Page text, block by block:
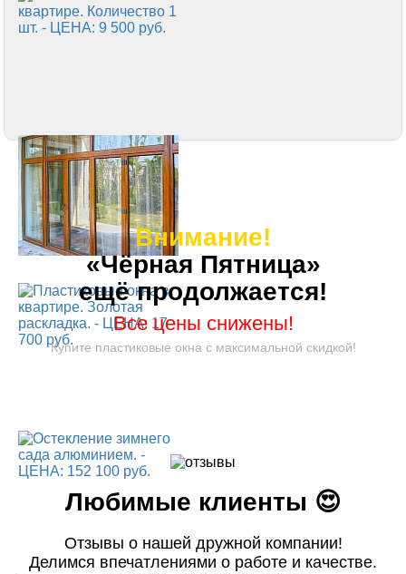
Внимание!
«Чёрная Пятница»
ещё продолжается!
Все цены снижены!
Купите пластиковые окна с максимальной скидкой!
Любимые клиенты 😍
Отзывы о нашей дружной компании!
Делимся впечатлениями о работе и качестве.